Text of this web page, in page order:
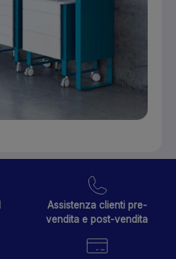
Assistenza clienti pre-
vendita e post-vendita